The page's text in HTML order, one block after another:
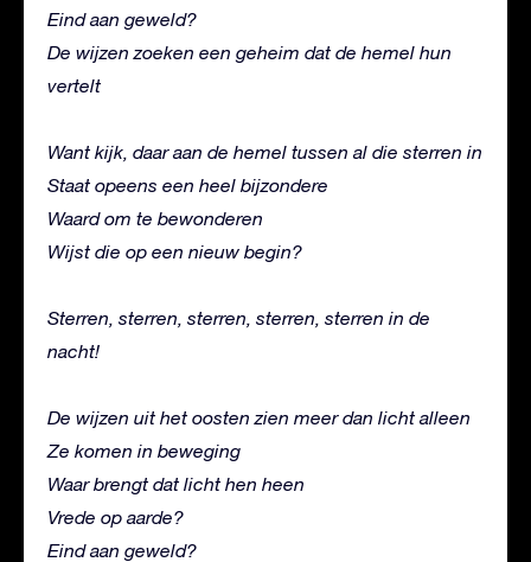
Eind aan geweld?
De wijzen zoeken een geheim dat de hemel hun
vertelt
Want kijk, daar aan de hemel tussen al die sterren in
Staat opeens een heel bijzondere
Waard om te bewonderen
Wijst die op een nieuw begin?
Sterren, sterren, sterren, sterren, sterren in de
nacht!
De wijzen uit het oosten zien meer dan licht alleen
Ze komen in beweging
Waar brengt dat licht hen heen
Vrede op aarde?
Eind aan geweld?